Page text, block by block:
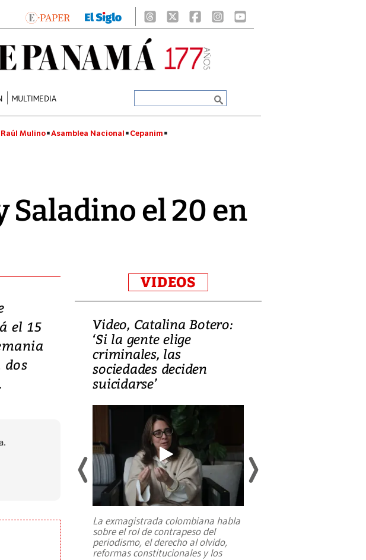
MULTIMEDIA
Raúl Mulino Asamblea Nacional Cepanim
Saladino el 20 en
el 15
VIDEOS
una
Video, Catalina Botero:
‘Si la gente elige
criminales, las
sociedades deciden
suicidarse’
La exmagistrada colombiana habla
sobre el rol de contrapeso del
periodismo, el derecho al olvido,
reformas constitucionales y los